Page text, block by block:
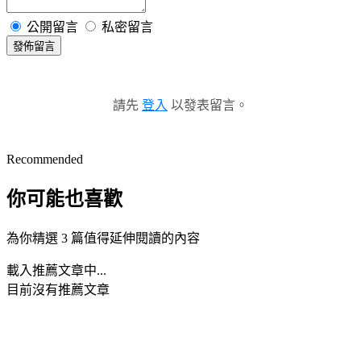
公開留言 私密留言
發佈留言
請先 登入 以發表留言。
Recommended
你可能也喜歡
為你精選 3 篇值得延伸閱讀的內容
載入推薦文章中...
目前沒有推薦文章